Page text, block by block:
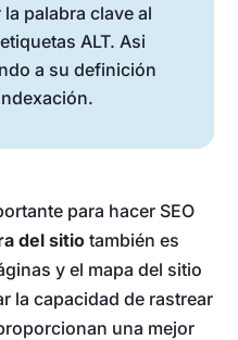
palabra clave al
ALT. Asi
a su definición
para hacer SEO
del sitiotambién es
y el mapa del sitio
la capacidad de rastrear
una mejor